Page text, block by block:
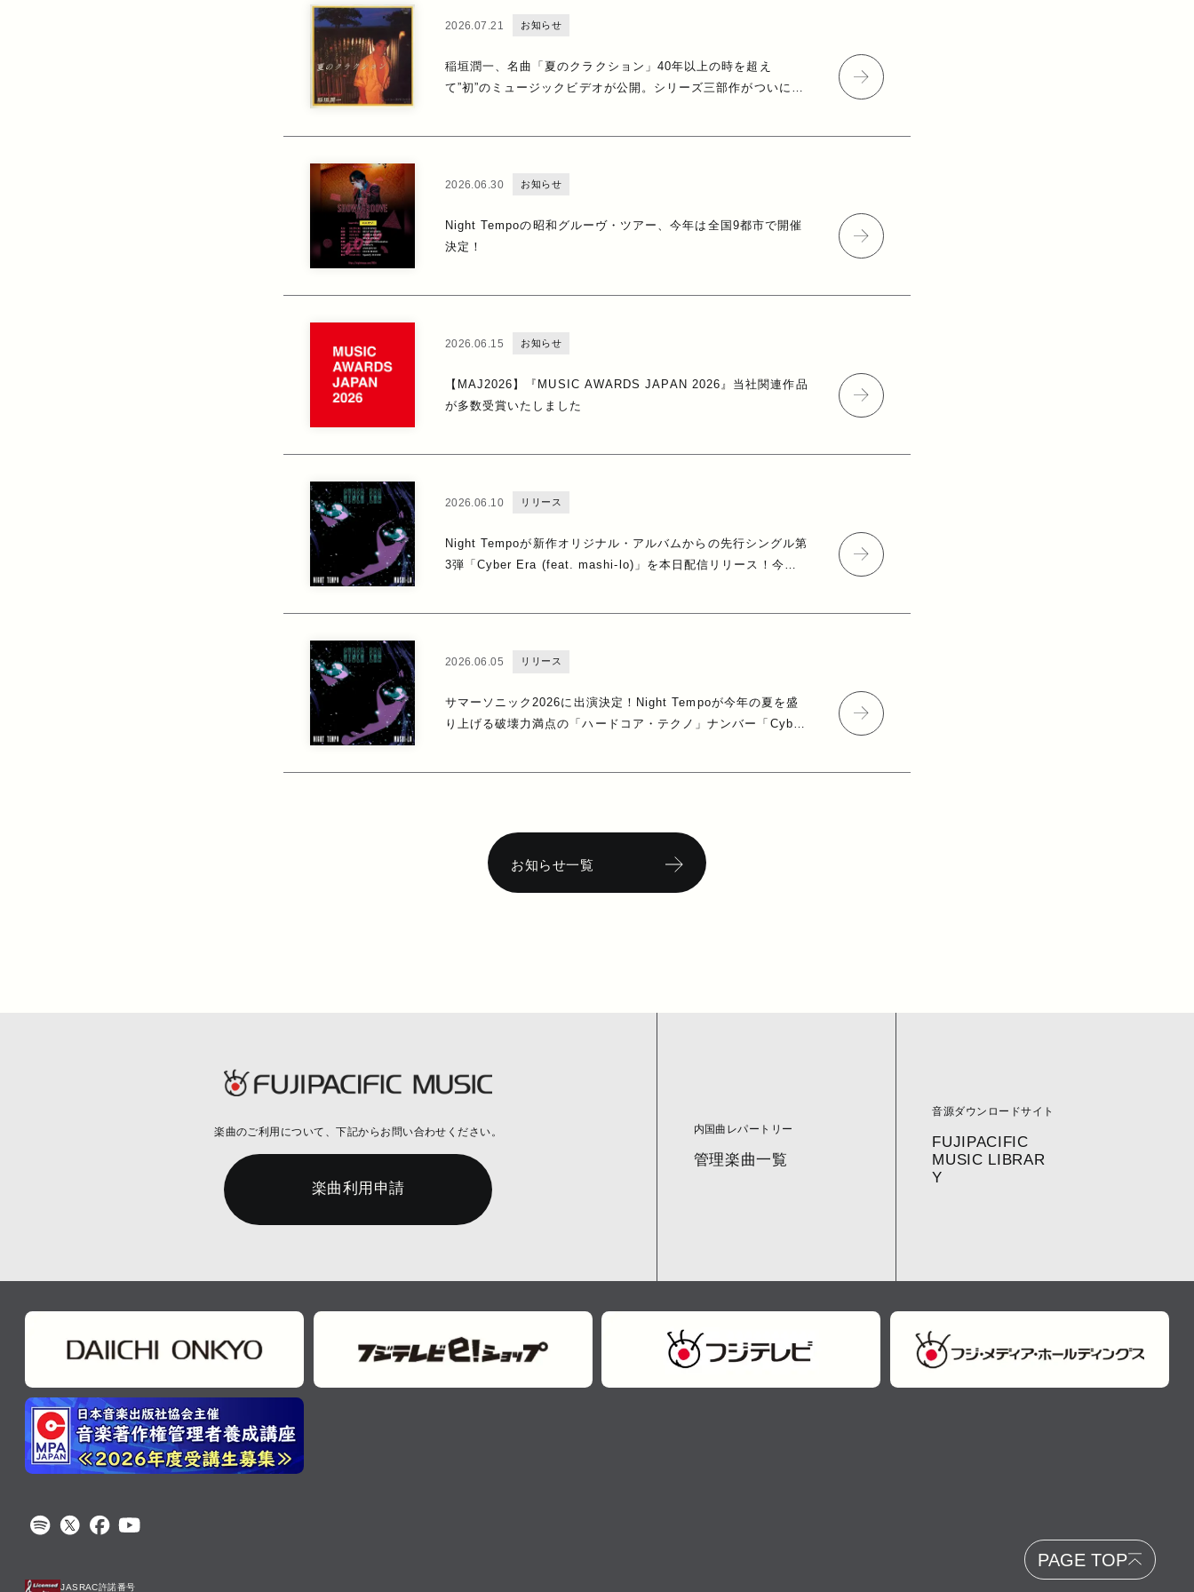
2026.07.21 お知らせ
稲垣潤一、名曲「夏のクラクション」40年以上の時を超え
て”初”のミュージックビデオが公開。シリーズ三部作がついに完
2026.06.30 お知らせ
Night Tempoの昭和グルーヴ・ツアー、今年は全国9都市で開催
決定！
2026.06.15 お知らせ
【MAJ2026】『MUSIC AWARDS JAPAN 2026』当社関連作品
が多数受賞いたしました
2026.06.10 リリース
Night Tempoが新作オリジナル・アルバムからの先行シングル第
3弾「Cyber Era (feat. mashi-lo)」を本日配信リリース！今年
2026.06.05 リリース
サマーソニック2026に出演決定！Night Tempoが今年の夏を盛
り上げる破壊力満点の「ハードコア・テクノ」ナンバー「Cyber
お知らせ一覧
楽曲のご利用について、下記からお問い合わせください。
楽曲利用申請
内国曲レパートリー
管理楽曲一覧
音源ダウンロードサイト
FUJIPACIFIC
MUSIC LIBRAR
Y
JASRAC許諾番号
PAGE TOP